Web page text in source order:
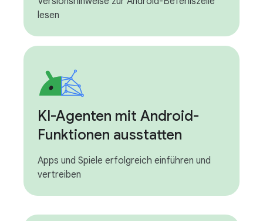
lesen
KI-Agenten mit Android-
Funktionen ausstatten
Apps und Spiele erfolgreich einführen und
vertreiben